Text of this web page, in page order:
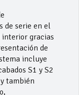
de serie en el
interior gracias
de
incluye
S1 y S2
también